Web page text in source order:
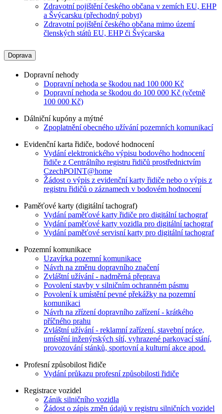
Zdravotní pojištění českého občana v zemích EU, EHP
a Švýcarsku (přechodný pobyt)
Zdravotní pojištění českého občana mimo území
členských států EU, EHP či Švýcarska
Doprava
Dopravní nehody
Dopravní nehoda se škodou nad 100 000 Kč
Dopravní nehoda se škodou do 100 000 Kč (včetně
100 000 Kč)
Dálniční kupóny a mýtné
Zpoplatnění obecného užívání pozemních komunikací
Evidenční karta řidiče, bodové hodnocení
Vydání elektronického výpisu bodového hodnocení
řidiče z Centrálního registru řidičů prostřednictvím
CzechPOINT@home
Žádost o výpis z evidenční karty řidiče nebo o výpis z
registru řidičů o záznamech v bodovém hodnocení
Paměťové karty (digitální tachograf)
Vydání paměťové karty řidiče pro digitální tachograf
Vydání paměťové karty vozidla pro digitální tachograf
Vydání paměťové servisní karty pro digitální tachograf
Pozemní komunikace
Uzavírka pozemní komunikace
Návrh na změnu dopravního značení
Zvláštní užívání - nadměrná přeprava
Povolení stavby v silničním ochranném pásmu
Povolení k umístění pevné překážky na pozemní
komunikaci
Návrh na zřízení dopravního zařízení - krátkého
příčného prahu
Zvláštní užívání - reklamní zařízení, stavební práce,
umístění inženýrských sítí, vyhrazené parkovací stání,
provozování stánků, sportovní a kulturní akce apod.
Profesní způsobilost řidiče
Vydání průkazu profesní způsobilosti řidiče
Registrace vozidel
Zánik silničního vozidla
Žádost o zápis změn údajů v registru silničních vozidel